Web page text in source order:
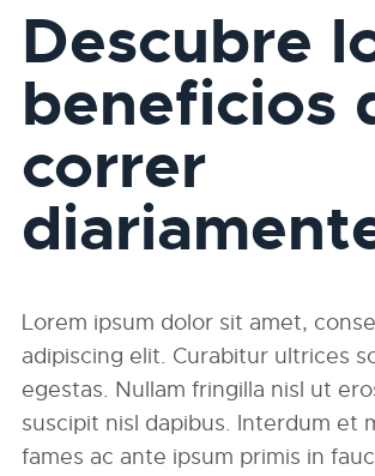
Descubre
beneficios
correr
Lorem ipsum dolor sit amet,
adipiscing elit. Curabitur ultrices
egestas. Nullam fringilla nisl ut
suscipit nisl dapibus. Interdum et
fames ac ante ipsum primis in